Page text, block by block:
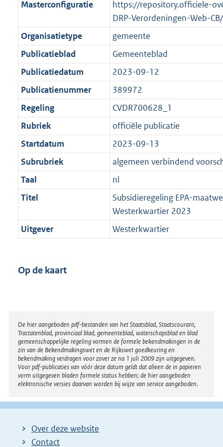
Masterconfiguratie
https://repository.officiele-
DRP-Verordeningen-Web-
Organisatietype
gemeente
Publicatieblad
Gemeenteblad
Publicatiedatum
2023-09-12
Publicatienummer
389972
Regeling
CVDR700628_1
Rubriek
officiële publicatie
Startdatum
2023-09-13
Subrubriek
algemeen verbindend
Taal
nl
Titel
Subsidieregeling EPA-
Westerkwartier 2023
Uitgever
Westerkwartier
Op de kaart
Disclaimer
De hier aangeboden pdf-bestanden van het Staatsblad, Staatscourant,
Tractatenblad, provinciaal blad, gemeenteblad, waterschapsblad en blad
gemeenschappelijke regeling vormen de formele bekendmakingen in de
zin van de Bekendmakingswet en de Rijkswet goedkeuring en
bekendmaking verdragen voor zover ze na 1 juli 2009 zijn uitgegeven.
Voor pdf-publicaties van vóór deze datum geldt dat alleen de in papieren
vorm uitgegeven bladen formele status hebben; de hier aangeboden
elektronische versies daarvan worden bij wijze van service aangeboden.
Over deze website
Contact